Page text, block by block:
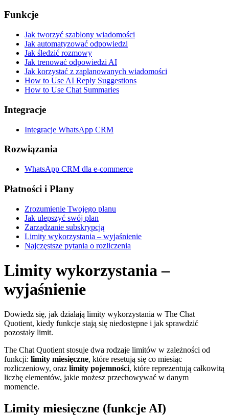
Funkcje
Jak tworzyć szablony wiadomości
Jak automatyzować odpowiedzi
Jak śledzić rozmowy
Jak trenować odpowiedzi AI
Jak korzystać z zaplanowanych wiadomości
How to Use AI Reply Suggestions
How to Use Chat Summaries
Integracje
Integracje WhatsApp CRM
Rozwiązania
WhatsApp CRM dla e-commerce
Płatności i Plany
Zrozumienie Twojego planu
Jak ulepszyć swój plan
Zarządzanie subskrypcją
Limity wykorzystania – wyjaśnienie
Najczęstsze pytania o rozliczenia
Limity wykorzystania –
wyjaśnienie
Dowiedz się, jak działają limity wykorzystania w The Chat
Quotient, kiedy funkcje stają się niedostępne i jak sprawdzić
pozostały limit.
The Chat Quotient stosuje dwa rodzaje limitów w zależności od
funkcji: limity miesięczne, które resetują się co miesiąc
rozliczeniowy, oraz limity pojemności, które reprezentują całkowitą
liczbę elementów, jakie możesz przechowywać w danym
momencie.
Limity miesięczne (funkcje AI)